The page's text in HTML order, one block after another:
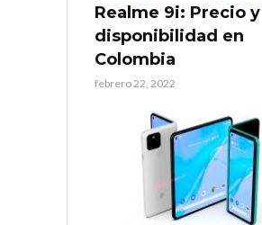
Realme 9i: Precio y
disponibilidad en
Colombia
febrero 22, 2022